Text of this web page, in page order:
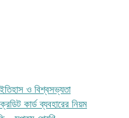
ও বিশ্বসভ্যতা
কার্ড ব্যবহারের নিয়ম